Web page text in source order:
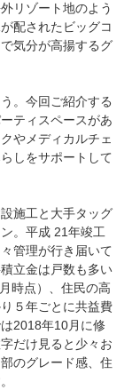
リゾート地のよう
配されたビッグコ
気分が高揚するグ
。今回ご紹介する
ティスペースがあ
やメディカルチェ
しをサポートして
施工と大手タッグ
。平成 21年竣工
管理が行き届いて
立金は戸数も多い
時点）、住民の高
５年ごとに共益費
2018年10月に修
だけ見ると少々お
のグレード感、住